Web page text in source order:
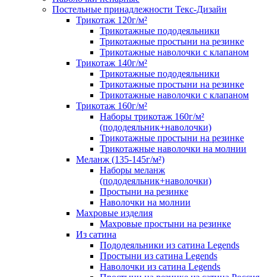
Постельные принадлежности Текс-Дизайн
Трикотаж 120г/м²
Трикотажные пододеяльники
Трикотажные простыни на резинке
Трикотажные наволочки с клапаном
Трикотаж 140г/м²
Трикотажные пододеяльники
Трикотажные простыни на резинке
Трикотажные наволочки с клапаном
Трикотаж 160г/м²
Наборы трикотаж 160г/м²
(пододеяльник+наволочки)
Трикотажные простыни на резинке
Трикотажные наволочки на молнии
Меланж (135-145г/м²)
Наборы меланж
(пододеяльник+наволочки)
Простыни на резинке
Наволочки на молнии
Махровые изделия
Махровые простыни на резинке
Из сатина
Пододеяльники из сатина Legends
Простыни из сатина Legends
Наволочки из сатина Legends